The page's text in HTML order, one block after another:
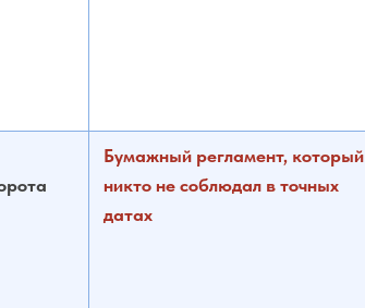
Бумажный регламент, который
никто не соблюдал в точных
датах